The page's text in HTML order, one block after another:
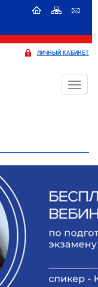
ЛИЧНЫЙ КАБИНЕТ
Меню